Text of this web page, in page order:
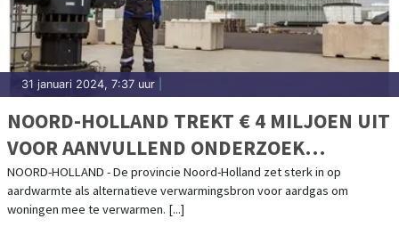
31 januari 2024, 7:37 uur
NOORD-HOLLAND TREKT € 4 MILJOEN UIT
VOOR AANVULLEND ONDERZOEK
AARDWARMTE
NOORD-HOLLAND - De provincie Noord-Holland zet sterk in op
aardwarmte als alternatieve verwarmingsbron voor aardgas om
woningen mee te verwarmen. [...]